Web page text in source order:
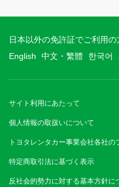
日本以外の免許証でご利用の
English
中文・繁體 한국어
サイト利用にあたって
個人情報の取扱いについて
トヨタレンタカー事業会社各社の
特定商取引法に基づく表示
反社会的勢力に対する基本方針に